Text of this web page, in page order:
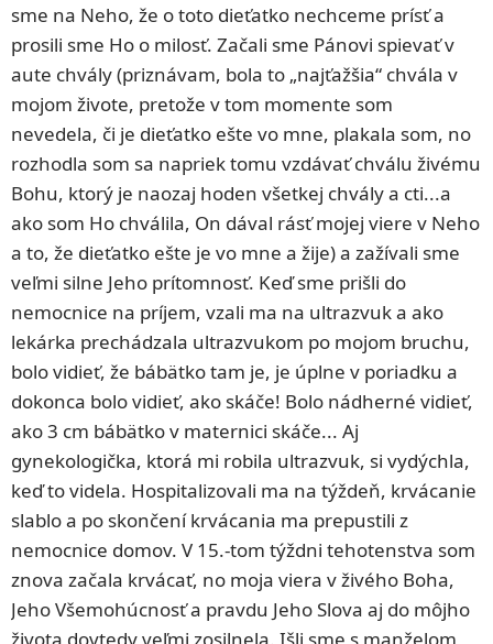
sme na Neho, že o toto dieťatko nechceme prísť a
prosili sme Ho o milosť. Začali sme Pánovi spievať v
aute chvály (priznávam, bola to „najťažšia“ chvála v
mojom živote, pretože v tom momente som
nevedela, či je dieťatko ešte vo mne, plakala som, no
rozhodla som sa napriek tomu vzdávať chválu živému
Bohu, ktorý je naozaj hoden všetkej chvály a cti...a
ako som Ho chválila, On dával rásť mojej viere v Neho
a to, že dieťatko ešte je vo mne a žije) a zažívali sme
veľmi silne Jeho prítomnosť. Keď sme prišli do
nemocnice na príjem, vzali ma na ultrazvuk a ako
lekárka prechádzala ultrazvukom po mojom bruchu,
bolo vidieť, že bábätko tam je, je úplne v poriadku a
dokonca bolo vidieť, ako skáče! Bolo nádherné vidieť,
ako 3 cm bábätko v maternici skáče... Aj
gynekologička, ktorá mi robila ultrazvuk, si vydýchla,
keď to videla. Hospitalizovali ma na týždeň, krvácanie
slablo a po skončení krvácania ma prepustili z
nemocnice domov. V 15.-tom týždni tehotenstva som
znova začala krvácať, no moja viera v živého Boha,
Jeho Všemohúcnosť a pravdu Jeho Slova aj do môjho